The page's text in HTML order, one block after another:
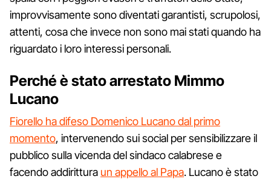
improvvisamente sono diventati garantisti, scrupolosi,
attenti, cosa che invece non sono mai stati quando ha
riguardato i loro interessi personali.
Perché è stato arrestato Mimmo
Lucano
Fiorello ha difeso Domenico Lucano dal primo
momento, intervenendo sui social per sensibilizzare il
pubblico sulla vicenda del sindaco calabrese e
facendo addirittura un appello al Papa. Lucano è stato